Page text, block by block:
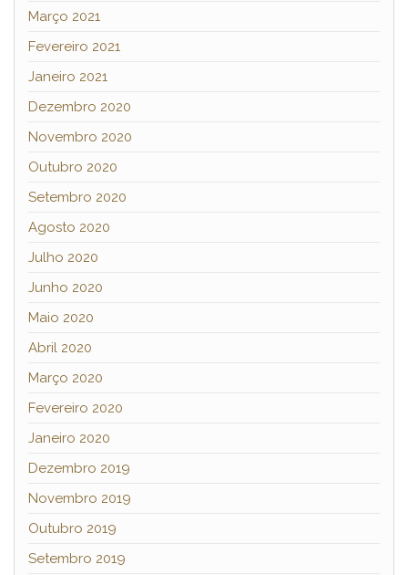
Março 2021
Fevereiro 2021
Janeiro 2021
Dezembro 2020
Novembro 2020
Outubro 2020
Setembro 2020
Agosto 2020
Julho 2020
Junho 2020
Maio 2020
Abril 2020
Março 2020
Fevereiro 2020
Janeiro 2020
Dezembro 2019
Novembro 2019
Outubro 2019
Setembro 2019